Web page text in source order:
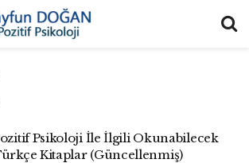
Psikoloji İle İlgili Okunabilecek
Kitaplar (Güncellenmiş)